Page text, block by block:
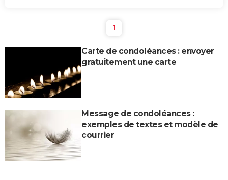
1
Carte de condoléances : envoyer
gratuitement une carte
Message de condoléances :
exemples de textes et modèle de
courrier